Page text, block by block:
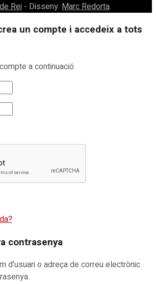
Rei - Disseny: Marc Redorta.
un compte i accedeix a tots
a continuació
contrasenya
d'usuari o adreça de correu electrònic